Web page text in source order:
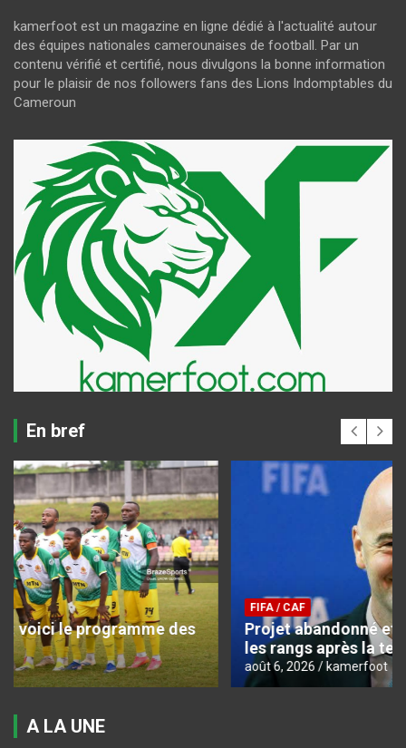
kamerfoot est un magazine en ligne dédié à l'actualité autour
des équipes nationales camerounaises de football. Par un
contenu vérifié et certifié, nous divulgons la bonne information
pour le plaisir de nos followers fans des Lions Indomptables du
Cameroun
En bref
FIFA / CAF
Projet abandonné et mea-culpa : la FIFA serre
les rangs après la tempête
août 6, 2026 kamerfoot
A LA UNE